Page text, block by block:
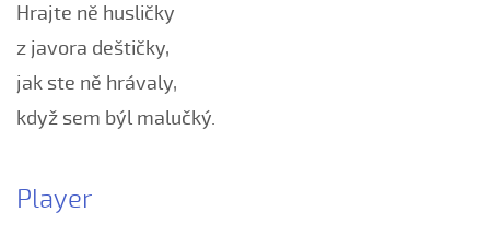
Chodiła Anička...
Chodila po roli...
Chodily dvě panny...
Chodily dvě panny (Iveta Janíková, 2008)
Chovaly ně maměnka (Lucie Rybnikářová, 2008)
Hrajte ně husličky
z javora deštičky,
jak ste ně hrávaly,
když sem býl malučký.
Player